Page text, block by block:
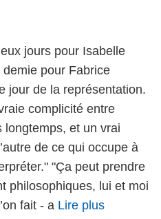
jours pour Isabelle
pour Fabrice
jour de la représentation.
complicité entre
longtemps, et un vrai
de ce qui occupe à
"Ça peut prendre
philosophiques, lui et moi
fait - a Lire plus